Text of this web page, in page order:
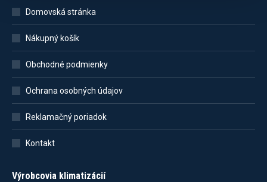
Domovská stránka
Nákupný košík
Obchodné podmienky
Ochrana osobných údajov
Reklamačný poriadok
Kontakt
Výrobcovia klimatizácií